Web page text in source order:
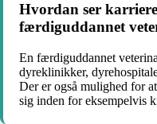
Hvordan ser
færdiguddannet
En færdiguddannet
dyreklinikker,
Der er også mulighed for
sig inden for eksempelvis